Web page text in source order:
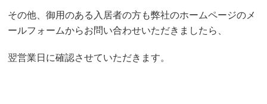
その他、御用のある入居者の方も弊社のホームページのメ
ールフォームからお問い合わせいただきましたら、
翌営業日に確認させていただきます。